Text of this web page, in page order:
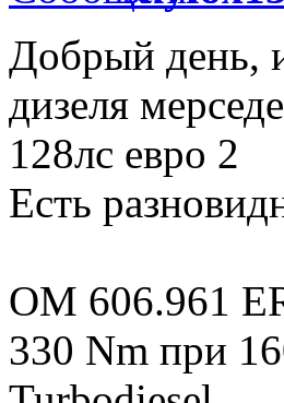
Добрый день,
дизеля
128лс евро 2
Есть
OM 606.961
330 Nm при